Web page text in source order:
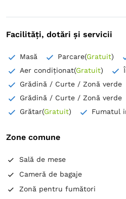
Facilități, dotări și servicii
Masă Parcare(Gratuit)
Aer condiționat(Gratuit)
Grădină / Curte / Zonă verde
Grădină / Curte / Zonă verde
Grătar(Gratuit) Fumatul
Zone comune
Sală de mese
Cameră de bagaje
Zonă pentru fumători